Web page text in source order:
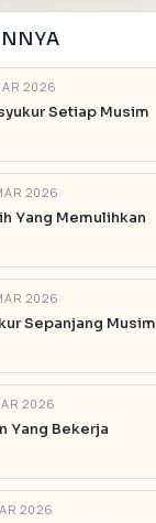
2026
Setiap Musim
2026
Yang Memulihkan
2026
Sepanjang Musim
2026
Yang Bekerja
2026